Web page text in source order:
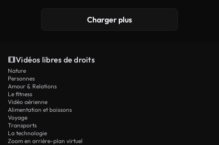
Charger plus
Vidéos libres de droits
Nature
Personnes
Amour & Relations
Le fitness
Vidéo aérienne
Alimentation et boissons
Voyage
Transports
La technologie
Zoom en arrière-plan virtuel